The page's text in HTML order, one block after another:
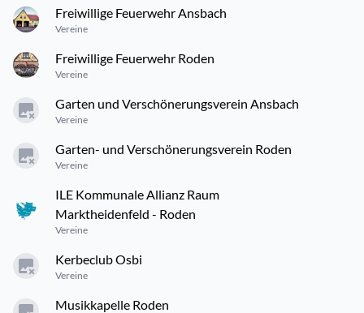
Freiwillige Feuerwehr Ansbach
Vereine
Freiwillige Feuerwehr Roden
Vereine
Garten und Verschönerungsverein Ansbach
Vereine
Garten- und Verschönerungsverein Roden
Vereine
ILE Kommunale Allianz Raum
Marktheidenfeld - Roden
Vereine
Kerbeclub Osbi
Vereine
Musikkapelle Roden